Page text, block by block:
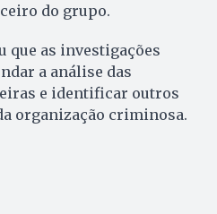
do grupo.
as investigações
a análise das
e identificar outros
organização criminosa.